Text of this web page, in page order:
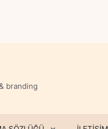
branding